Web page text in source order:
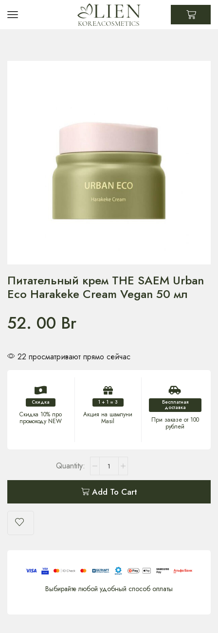
Питательный крем THE SAEM Urban
Eco Harakeke Cream Vegan 50 мл
52. 00 Br
22 просматривают прямо сейчас
Скидка
Скидка 10% про
промокоду NEW
1 + 1 = 3
Акция на шампуни
Masil
Бесплатная
доставка
При заказе от 100
рублей
Add To Cart
Выбирайте любой удобный способ оплаты